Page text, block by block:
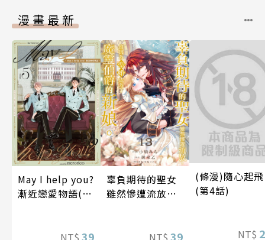
漫畫最新
May I help you?
漸近戀愛物語(第
NT$ 39
辜負期待的聖女
雖然慘遭流放，
娘。(第13話)
NT$ 39
(條漫)隨心起飛
(第4話)
NT$